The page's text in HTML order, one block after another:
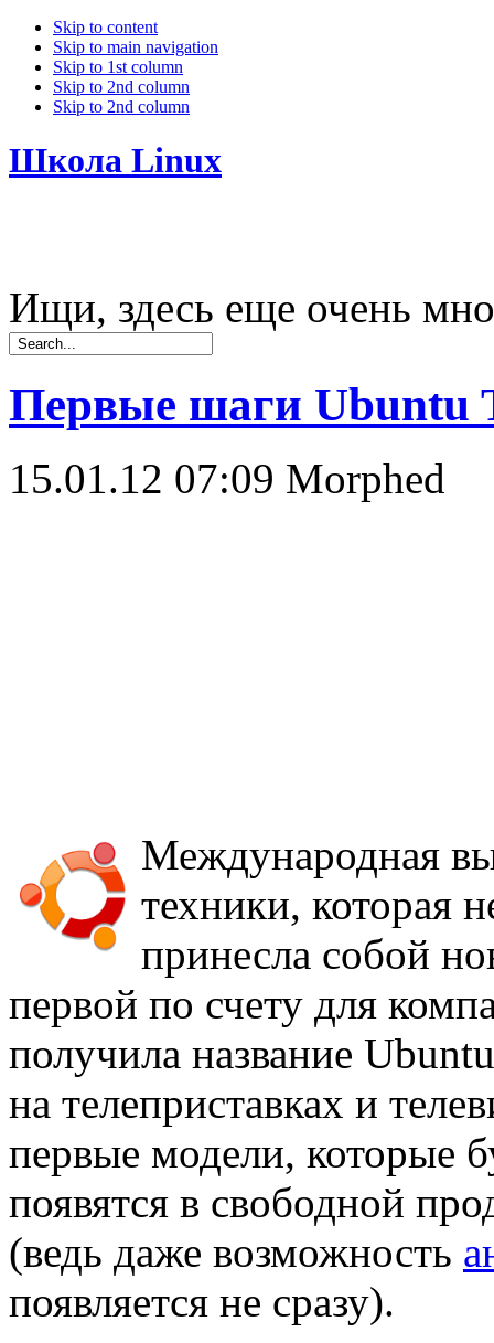
Skip to content
Skip to main navigation
Skip to 1st column
Skip to 2nd column
Skip to 2nd column
Школа Linux
Ищи, здесь еще очень
Первые шаги Ubuntu
15.01.12 07:09 Morphed
Международная
техники, которая
принесла собой
первой по счету для
получила название
на телеприставках и
первые модели, которые
появятся в свободной
(ведь даже возможность
появляется не сразу).